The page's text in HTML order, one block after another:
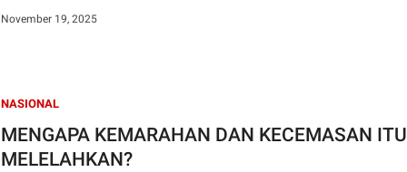
November 19, 2025
NASIONAL
MENGAPA KEMARAHAN DAN KECEMASAN ITU
MELELAHKAN?